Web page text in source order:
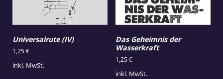
Universalrute (IV)
1,25€
inkl. MwSt.
Das Geheimnis der
Wasserkraft
1,25€
inkl. MwSt.